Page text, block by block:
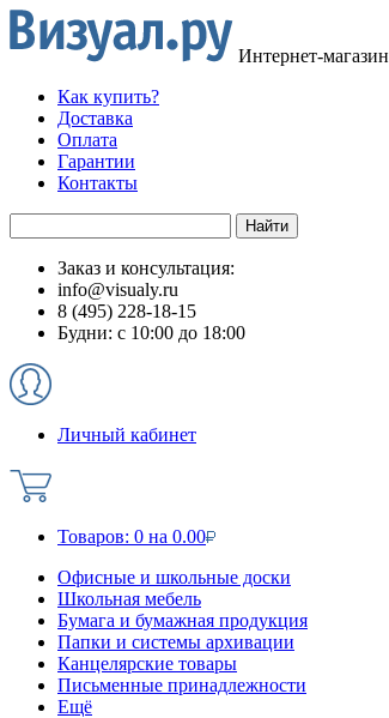
Интернет-магазин
Как купить?
Доставка
Оплата
Гарантии
Контакты
Заказ и консультация:
info@visualy.ru
8 (495) 228-18-15
Будни: с 10:00 до 18:00
Личный кабинет
Товаров: 0 на 0.00
Офисные и школьные доски
Школьная мебель
Бумага и бумажная продукция
Папки и системы архивации
Канцелярские товары
Письменные принадлежности
Ещё